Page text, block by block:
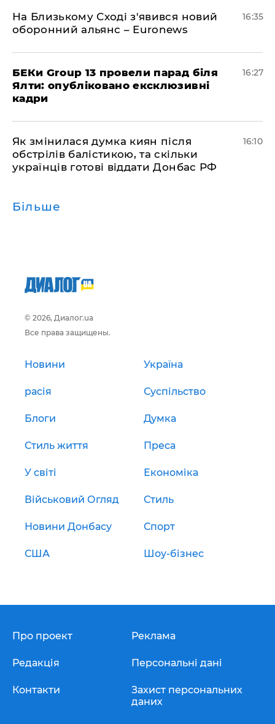
На Близькому Сході з'явився новий
оборонний альянс – Euronews
16:35
БЕКи Group 13 провели парад біля
Ялти: опубліковано ексклюзивні
кадри
16:27
Як змінилася думка киян після
обстрілів балістикою, та скільки
українців готові віддати Донбас РФ
16:10
Більше
© 2026, Диалог.ua
Все права защищены.
Новини Україна
расія Суспільство
Блоги Думка
Стиль життя Преса
У світі Економіка
Військовий Огляд Стиль
Новини Донбасу Спорт
США Шоу-бізнес
Про проект
Редакція
Контакти
Реклама
Персональні дані
Захист персональних
даних